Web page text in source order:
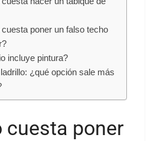
poner un falso techo
incluye pintura?
¿qué opción sale más
cuesta poner